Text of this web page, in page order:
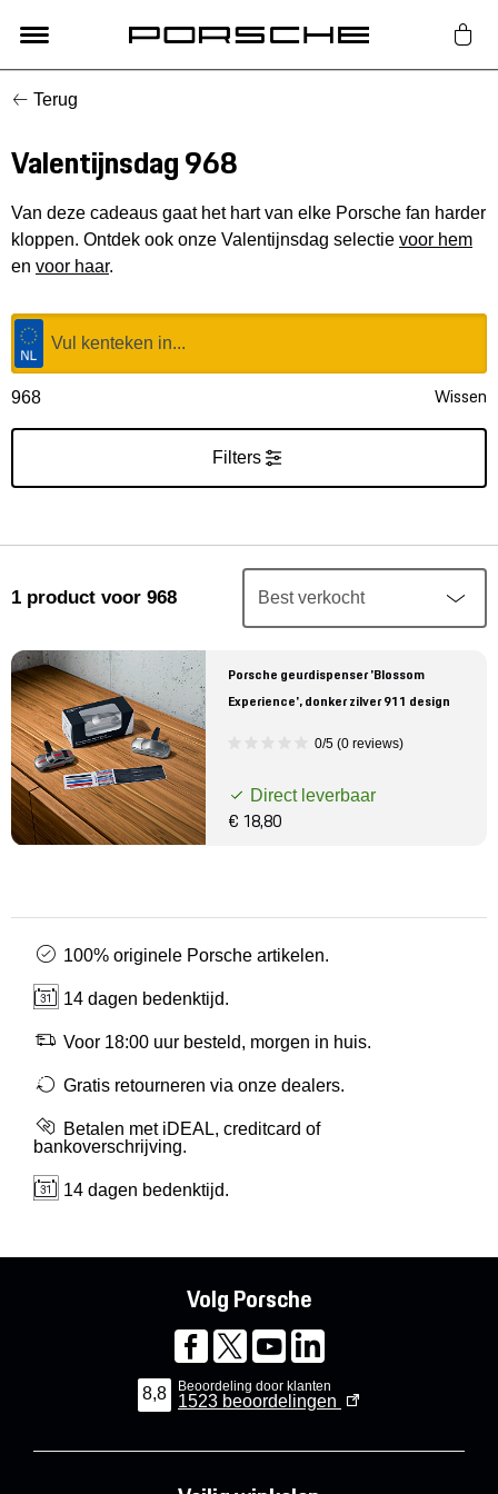
Lifestyle
Auto Accessoires
Classic
Acties
Porsche finder
Porsche informatie
Terug
Valentijnsdag 968
Van deze cadeaus gaat het hart van elke Porsche fan harder
kloppen. Ontdek ook onze Valentijnsdag selectie voor hem
en voor haar.
968 Wissen
Filters
1 product voor 968
Porsche geurdispenser 'Blossom
Experience', donker zilver 911 design
0/5 (0 reviews)
Direct leverbaar
€ 18,80
100% originele Porsche artikelen.
14 dagen bedenktijd.
Voor 18:00 uur besteld, morgen in huis.
Gratis retourneren via onze dealers.
Betalen met iDEAL, creditcard of
bankoverschrijving.
14 dagen bedenktijd.
Volg Porsche
8,8 Beoordeling door klanten
1523 beoordelingen